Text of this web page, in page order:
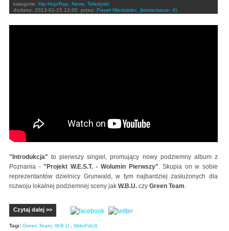
kategorie: Hip-Hop/Rap News Teledyski
dodano: 2013-01-15 12:00 przez: Paweł Miedzielec (komentarze: 4)
"Introdukcja" to pierwszy singiel, promujący nowy podziemny album z
Poznania -"Projekt W.E.S.T. - Wolumin Pierwszy". Skupia on w sobie
reprezentantów dzielnicy Grunwald, w tym najbardziej zasłużonych dla
rozwoju lokalnej podziemnej sceny jak W.B.U. czy Green Team.
Czytaj dalej >>
Tagi: Green Team, W.B.U., WdoPdoS